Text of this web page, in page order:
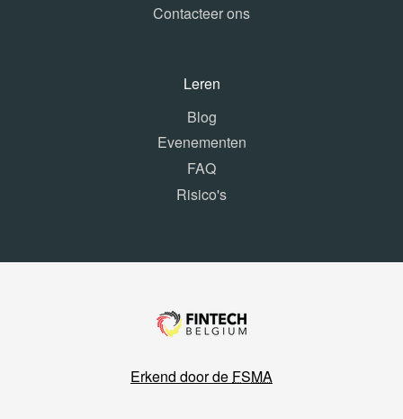
Contacteer ons
Leren
Blog
Evenementen
FAQ
Risico's
Erkend door de FSMA